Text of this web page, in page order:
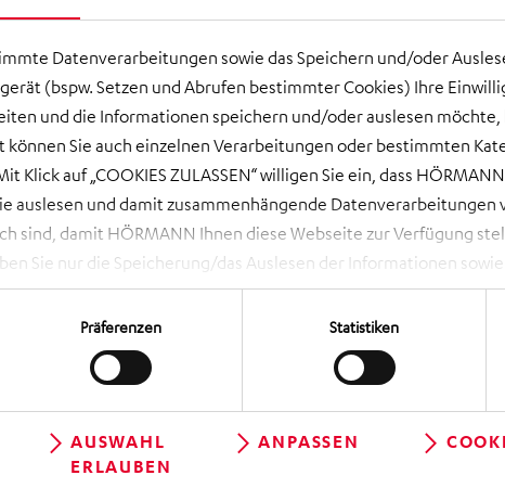
Datenverarbeitungen sowie das Speichern und/oder
(bspw. Setzen und Abrufen bestimmter Cookies) Ihre
und die Informationen speichern und/oder auslesen möchte,
können Sie auch einzelnen Verarbeitungen oder bestimmten
Klick auf „COOKIES ZULASSEN“ willigen Sie ein, dass
auslesen und damit zusammenhängende Datenverarbeitungen
sind, damit HÖRMANN Ihnen diese Webseite zur Verfügung
Sie nur die Speicherung/das Auslesen der Informationen
die Sie aktiv ausgewählt haben. Eine Anpassung ist
COOKIES“ lehnen Sie Ihre Einwilligung ab und es
unbedingt erforderlich sind, damit Ihnen diese Website zur
Sie über das Aufrufen der Cookie-Einstellungen (runde,
und mit Wirkung für die Zukunft widerrufen, indem Sie im
Schaltfläche „Einwilligung ändern“ können Sie zudem Ihre
Präferenzen Statistiken
AUSWAHL
ERLAUBEN
ANPASSEN
Sro.